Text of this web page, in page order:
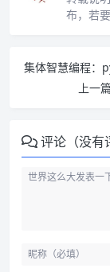
布，若
上一篇
评论（没有